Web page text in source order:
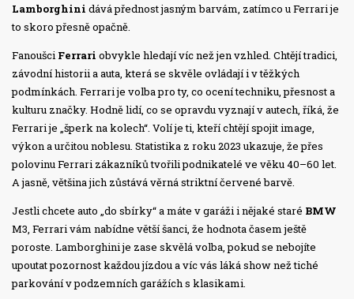
Lamborghini dává přednost jasným barvám, zatímco u Ferrari je
to skoro přesně opačně.
Fanoušci Ferrari obvykle hledají víc než jen vzhled. Chtějí tradici,
závodní historii a auta, která se skvěle ovládají i v těžkých
podmínkách. Ferrari je volba pro ty, co ocení techniku, přesnost a
kulturu značky. Hodně lidí, co se opravdu vyznají v autech, říká, že
Ferrari je „šperk na kolech“. Volí je ti, kteří chtějí spojit image,
výkon a určitou noblesu. Statistika z roku 2023 ukazuje, že přes
polovinu Ferrari zákazníků tvořili podnikatelé ve věku 40–60 let.
A jasně, většina jich zůstává věrná striktní červené barvě.
Jestli chcete auto „do sbírky“ a máte v garáži i nějaké staré BMW
M3, Ferrari vám nabídne větší šanci, že hodnota časem ještě
poroste. Lamborghini je zase skvělá volba, pokud se nebojíte
upoutat pozornost každou jízdou a víc vás láká show než tiché
parkování v podzemních garážích s klasikami.